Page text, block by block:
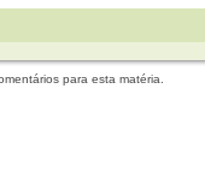
para esta matéria.